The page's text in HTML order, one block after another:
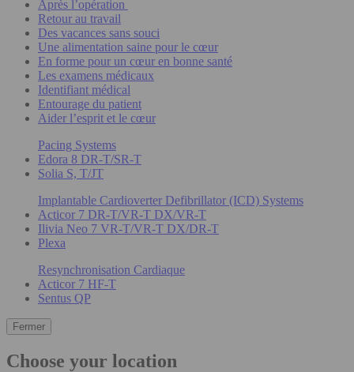
Après l’opération
Retour au travail
Des vacances sans souci
Une alimentation saine pour le cœur
En forme pour un cœur en bonne santé
Les examens médicaux
Identifiant médical
Entourage du patient
Aider l’esprit et le cœur
Pacing Systems
Edora 8 DR-T/SR-T
Solia S, T/JT
Implantable Cardioverter Defibrillator (ICD) Systems
Acticor 7 DR-T/VR-T DX/VR-T
Ilivia Neo 7 VR-T/VR-T DX/DR-T
Plexa
Resynchronisation Cardiaque
Acticor 7 HF-T
Sentus QP
Fermer
Choose your location